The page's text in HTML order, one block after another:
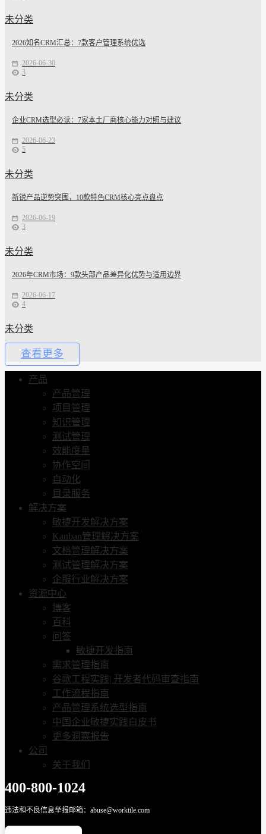
未分类
2026知名CRM汇总：7款客户管理系统优选
2026-06-30
3
未分类
企业CRM选型必读：7家本土厂商核心能力对照与建议
2026-06-23
5
未分类
新锐产品逆势突围，10款特色CRM核心亮点盘点
2026-06-19
3
未分类
2026年CRM市场：9款头部产品差异化优势与适用边界
2026-06-17
4
未分类
查看更多
产品
产品管理
项目管理
知识管理
测试管理
效能度量
协作空间
自动化
目录服务
解决方案
敏捷开发解决方案
Kanban管理解决方案
文档管理解决方案
测试管理解决方案
企服行业解决方案
资源中心
博客
百科
问答
敏捷开发指南
需求管理指南
谷歌工程实践| 开发者代码审查指南
工作流程指南
产品管理系统选型指南
中国企业敏捷实践白皮书
更多洞察报告
公司
关于我们
400-800-1024
违法和不良信息举报邮箱：abuse@worktile.com